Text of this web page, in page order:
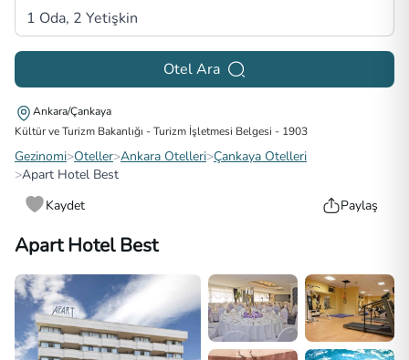
1 Oda, 2 Yetişkin
Otel Ara
Ankara/Çankaya
Kültür ve Turizm Bakanlığı - Turizm İşletmesi Belgesi - 1903
Gezinomi>Oteller>Ankara Otelleri>Çankaya Otelleri
>Apart Hotel Best
Paylaş
Kaydet
Apart Hotel Best